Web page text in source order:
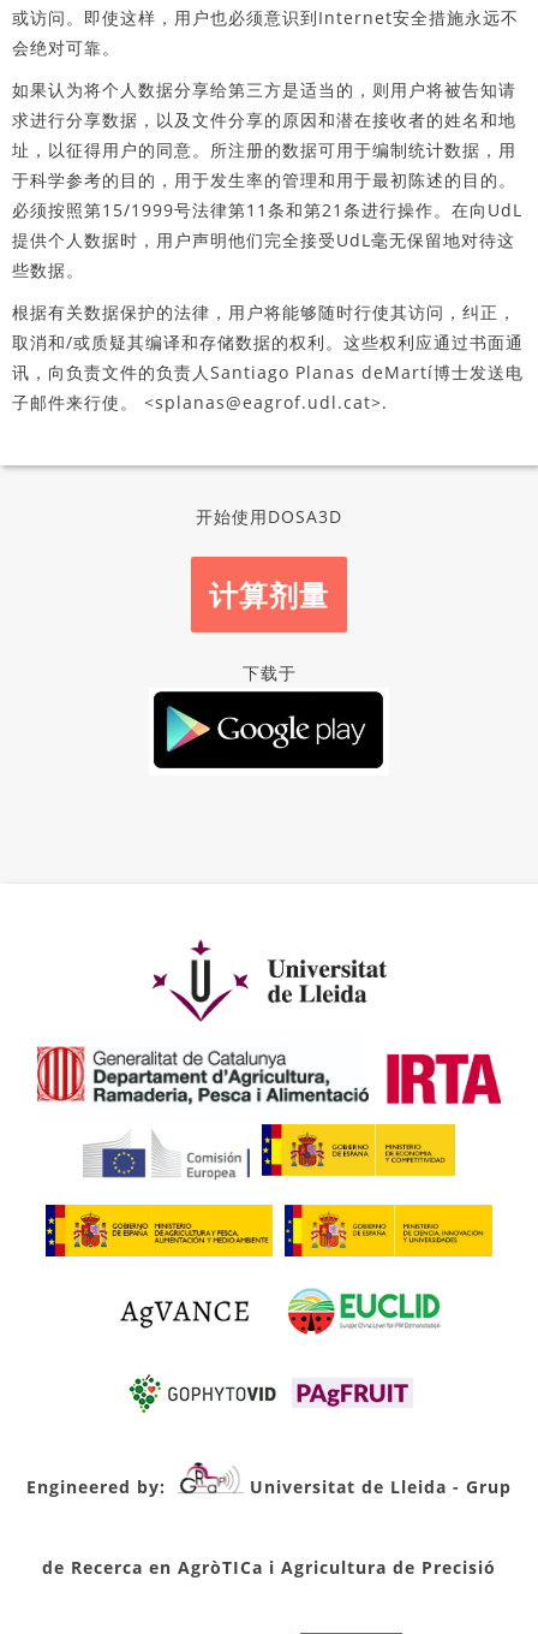
或访问。即使这样，用户也必须意识到Internet安全措施永远不
会绝对可靠。
如果认为将个人数据分享给第三方是适当的，则用户将被告知请
求进行分享数据，以及文件分享的原因和潜在接收者的姓名和地
址，以征得用户的同意。所注册的数据可用于编制统计数据，用
于科学参考的目的，用于发生率的管理和用于最初陈述的目的。
必须按照第15/1999号法律第11条和第21条进行操作。在向UdL
提供个人数据时，用户声明他们完全接受UdL毫无保留地对待这
些数据。
根据有关数据保护的法律，用户将能够随时行使其访问，纠正，
取消和/或质疑其编译和存储数据的权利。这些权利应通过书面通
讯，向负责文件的负责人Santiago Planas deMartí博士发送电
子邮件来行使。 <splanas@eagrof.udl.cat>.
开始使用DOSA3D
计算剂量
下载于
Engineered by: Universitat de Lleida - Grup
de Recerca en AgròTICa i Agricultura de Precisió